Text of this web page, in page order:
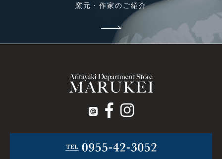
窯元・作家のご紹介